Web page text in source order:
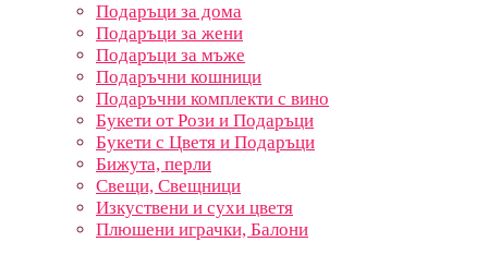
Подаръци за дома
Подаръци за жени
Подаръци за мъже
Подаръчни кошници
Подаръчни комплекти с вино
Букети от Рози и Подаръци
Букети с Цветя и Подаръци
Бижута, перли
Свещи, Свещници
Изкуствени и сухи цветя
Плюшени играчки, Балони